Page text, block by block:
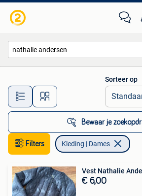
Alle afstanden…
Sorteer op
Bewaar je
Filters Kleding | Dames
Vest Nathalie
€ 6,00